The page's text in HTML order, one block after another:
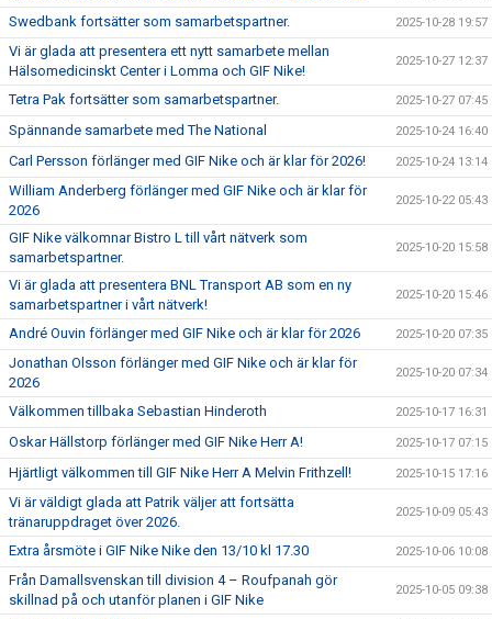
Swedbank fortsätter som samarbetspartner. 2025-10-28 19:57
Vi är glada att presentera ett nytt samarbete mellan
Hälsomedicinskt Center i Lomma och GIF Nike!
2025-10-27 12:37
Tetra Pak fortsätter som samarbetspartner. 2025-10-27 07:45
Spännande samarbete med The National 2025-10-24 16:40
Carl Persson förlänger med GIF Nike och är klar för 2026! 2025-10-24 13:14
William Anderberg förlänger med GIF Nike och är klar för
2026
2025-10-22 05:43
GIF Nike välkomnar Bistro L till vårt nätverk som
samarbetspartner.
2025-10-20 15:58
Vi är glada att presentera BNL Transport AB som en ny
samarbetspartner i vårt nätverk!
2025-10-20 15:46
André Ouvin förlänger med GIF Nike och är klar för 2026 2025-10-20 07:35
Jonathan Olsson förlänger med GIF Nike och är klar för
2026
2025-10-20 07:34
Välkommen tillbaka Sebastian Hinderoth 2025-10-17 16:31
Oskar Hällstorp förlänger med GIF Nike Herr A! 2025-10-17 07:15
Hjärtligt välkommen till GIF Nike Herr A Melvin Frithzell! 2025-10-15 17:16
Vi är väldigt glada att Patrik väljer att fortsätta
tränaruppdraget över 2026.
2025-10-09 05:43
Extra årsmöte i GIF Nike Nike den 13/10 kl 17.30 2025-10-06 10:08
Från Damallsvenskan till division 4 – Roufpanah gör
skillnad på och utanför planen i GIF Nike
2025-10-05 09:38